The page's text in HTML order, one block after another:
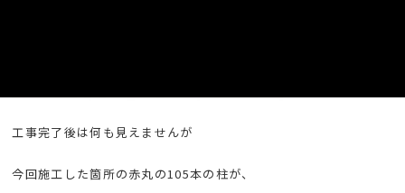
工事完了後は何も見えませんが
今回施工した箇所の赤丸の105本の柱が、